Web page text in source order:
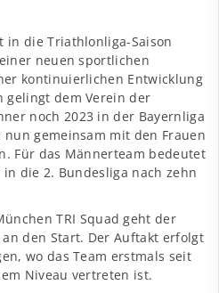
in die Triathlonliga-Saison
neuen sportlichen
kontinuierlichen Entwicklung
gelingt dem Verein der
noch 2023 in der Bayernliga
gemeinsam mit den Frauen
Für das Männerteam bedeutet
die 2. Bundesliga nach zehn
TRI Squad geht der
den Start. Der Auftakt erfolgt
wo das Team erstmals seit
Niveau vertreten ist.